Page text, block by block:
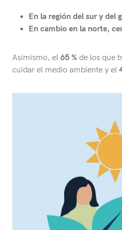
En la región del sur y del
En cambio en la norte,
Asimismo, el 65 % de los que
cuidar el medio ambiente y el